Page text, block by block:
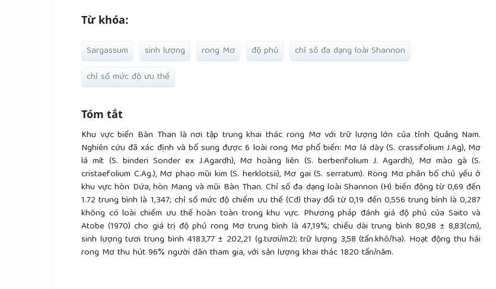
Từ khóa:
Sargassum sinh lượng rong Mơ độ phủ
chỉ số đa dạng loài Shannon
chỉ số mức độ ưu thế
Tóm tắt
Khu vực biển Bàn Than là nơi tập trung khai thác rong Mơ với trữ lượng lớn của tỉnh Quảng Nam.
Nghiên cứu đã xác định và bổ sung được 6 loài rong Mơ phổ biến: Mơ lá dày (S. crassifolium J.Ag), Mơ
lá mít (S. binderi Sonder ex J.Agardh), Mơ hoàng liên (S. berberifolium J. Agardh), Mơ mào gà (S.
cristaefolium C.Ag.), Mơ phao mũi kim (S. herklotsii), Mơ gai (S. serratum). Rong Mơ phân bố chủ yếu ở
khu vực hòn Dứa, hòn Mang và mũi Bàn Than. Chỉ số đa dạng loài Shannon (H) biến động từ 0,69 đến
1.72 trung bình là 1,347; chỉ số mức độ chiếm ưu thế (Cd) thay đổi từ 0,19 đến 0,556 trung bình là 0,287
không có loài chiếm ưu thế hoàn toàn trong khu vực. Phương pháp đánh giá độ phủ của Saito và
Atobe (1970) cho giá trị độ phủ rong Mơ trung bình là 47,19%; chiều dài trung bình 80,98 ± 8,83(cm),
sinh lượng tươi trung bình 4183,77 ± 202,21 (g.tươi/m2); trữ lượng 3,58 (tấn.khô/ha). Hoạt động thu hái
rong Mơ thu hút 96% người dân tham gia, với sản lượng khai thác 1820 tấn/năm.